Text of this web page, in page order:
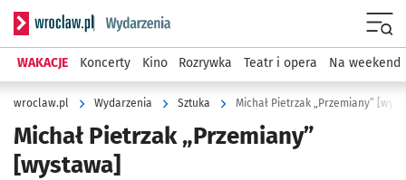
Serwis informacyjny wroclaw.pl podserwis: Wydarzenia
WAKACJE Koncerty Kino Rozrywka Teatr i opera Na weekend
wroclaw.pl Wydarzenia Sztuka Michał Pietrzak „Przemiany”
Michał Pietrzak „Przemiany”
[wystawa]